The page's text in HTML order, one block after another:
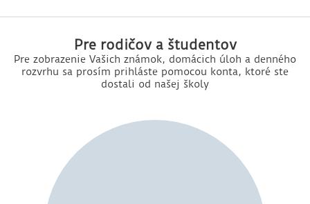
Pre rodičov a študentov
Pre zobrazenie Vašich známok, domácich úloh a denného
rozvrhu sa prosím prihláste pomocou konta, ktoré ste
dostali od našej školy